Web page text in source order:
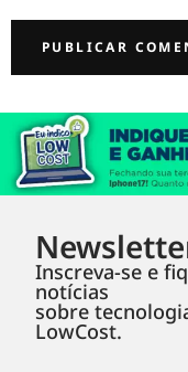
Inscreva-se e
notícias
sobre
LowCost.